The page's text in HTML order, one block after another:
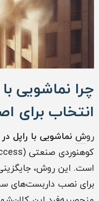
چرا نماشویی
انتخاب برای
روش نماشویی با راپل
است. این روش،
برای نصب داربست‌های